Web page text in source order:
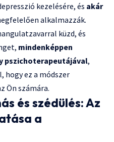
kezelésére, és akár
alkalmazzák.
küzd, és
mindenképpen
pszichoterapeutájával,
hogy ez a módszer
Ön számára.
és szédülés: Az
a